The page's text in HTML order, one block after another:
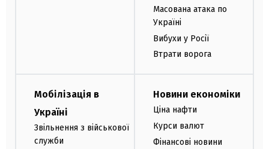
Масована атака по
Україні
Вибухи у Росії
Втрати ворога
Мобілізація в
Україні
Звільнення з військової
служби
Новини економіки
Ціна нафти
Курси валют
Фінансові новини